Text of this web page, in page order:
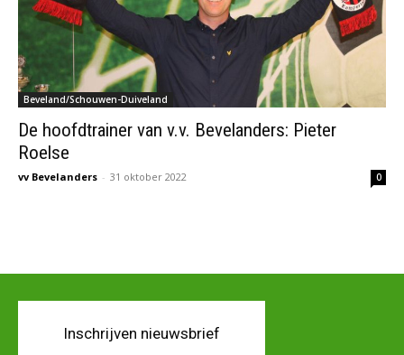
Beveland/Schouwen-Duiveland
De hoofdtrainer van v.v. Bevelanders: Pieter
Roelse
vv Bevelanders - 31 oktober 2022 0
Inschrijven nieuwsbrief